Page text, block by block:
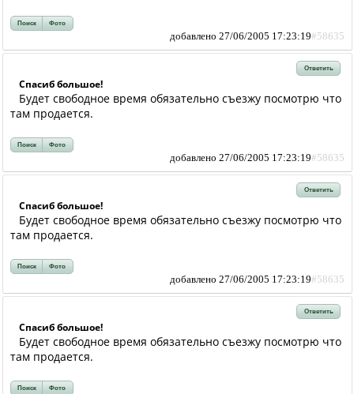
Поиск Фото
добавлено 27/06/2005 17:23:19#58635
Ответить
Спасиб большое!
Будет свободное время обязательно съезжу посмотрю что
там продается.
Поиск Фото
добавлено 27/06/2005 17:23:19#58635
Ответить
Спасиб большое!
Будет свободное время обязательно съезжу посмотрю что
там продается.
Поиск Фото
добавлено 27/06/2005 17:23:19#58635
Ответить
Спасиб большое!
Будет свободное время обязательно съезжу посмотрю что
там продается.
Поиск Фото